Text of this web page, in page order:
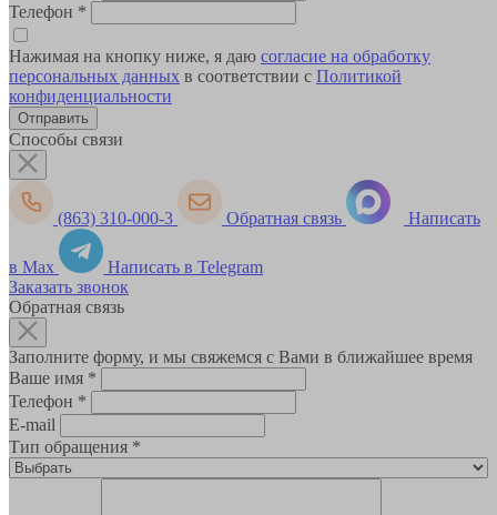
Телефон *
Нажимая на кнопку ниже, я даю согласие на обработку
персональных данных в соответствии с Политикой
конфиденциальности
Способы связи
(863) 310-000-3 Обратная связь Написать
в Max
Написать в Telegram
Заказать звонок
Обратная связь
Заполните форму, и мы свяжемся с Вами в ближайшее время
Ваше имя *
Телефон *
E-mail
Тип обращения *